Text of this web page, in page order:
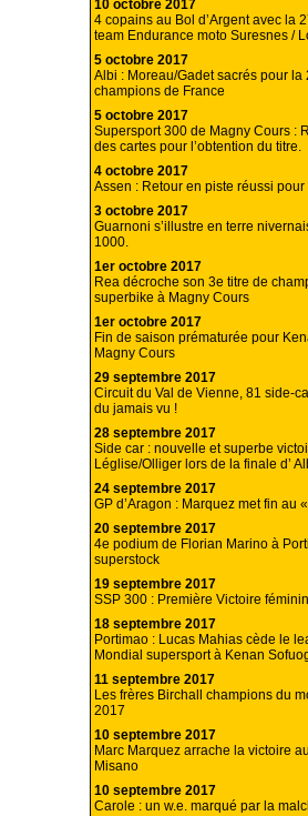
10 octobre 2017
4 copains au Bol d’Argent avec la
team Endurance moto Suresnes /
5 octobre 2017
Albi : Moreau/Gadet sacrés pour la
champions de France
5 octobre 2017
Supersport 300 de Magny Cours :
des cartes pour l’obtention du titre.
4 octobre 2017
Assen : Retour en piste réussi
3 octobre 2017
Guarnoni s’illustre en terre
1000.
1er octobre 2017
Rea décroche son 3e titre de
superbike à Magny Cours
1er octobre 2017
Fin de saison prématurée pour
Magny Cours
29 septembre 2017
Circuit du Val de Vienne, 81 side-
du jamais vu !
28 septembre 2017
Side car : nouvelle et superbe
Léglise/Olliger lors de la finale d’
24 septembre 2017
GP d’Aragon : Marquez met fin au
20 septembre 2017
4e podium de Florian Marino à
superstock
19 septembre 2017
SSP 300 : Première Victoire
18 septembre 2017
Portimao : Lucas Mahias cède le
Mondial supersport à Kenan
11 septembre 2017
Les frères Birchall champions du
2017
10 septembre 2017
Marc Marquez arrache la victoire
Misano
10 septembre 2017
Carole : un w.e. marqué par la